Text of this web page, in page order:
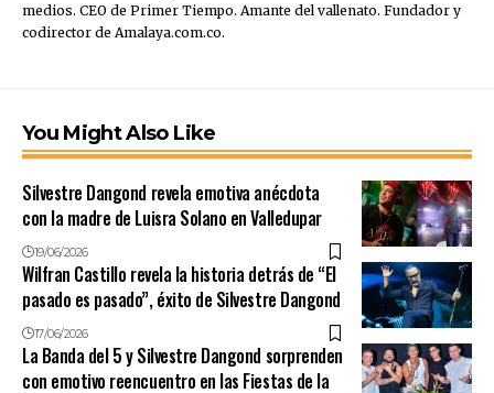
medios. CEO de Primer Tiempo. Amante del vallenato. Fundador y
codirector de Amalaya.com.co.
You Might Also Like
Silvestre Dangond revela emotiva anécdota
con la madre de Luisra Solano en Valledupar
19/06/2026
Wilfran Castillo revela la historia detrás de “El
pasado es pasado”, éxito de Silvestre Dangond
17/06/2026
La Banda del 5 y Silvestre Dangond sorprenden
con emotivo reencuentro en las Fiestas de la